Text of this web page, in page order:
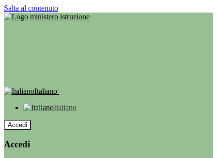
Salta al contenuto
Italiano
Italiano
Accedi
Accedi